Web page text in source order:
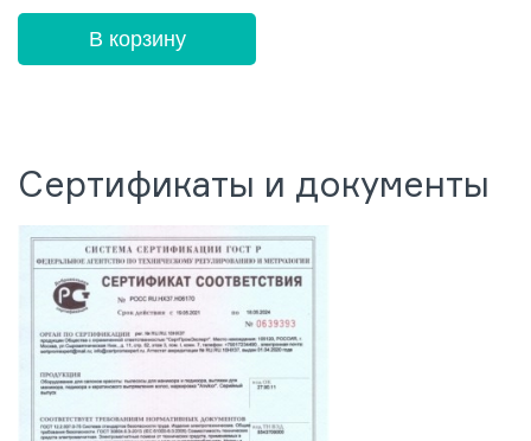
В корзину
Сертификаты и документы